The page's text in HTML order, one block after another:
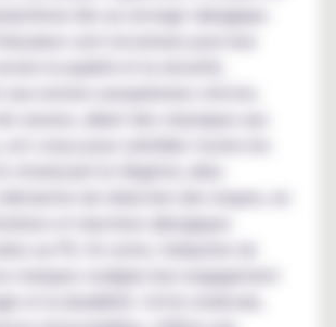
liés au sevrage tabagique.
sont reconnues pour leur
la qualité et la sécurité,
aux normes européennes strictes.
saveurs, allant des classiques aux
est conçu pour satisfaire toutes les
choisissant le Végétol, elles
de réduction des risques, en
et réactions allergiques
marques souligne leur engagement
et la durabilité. Cette molécule,